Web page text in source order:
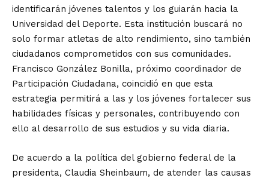
identificarán jóvenes talentos y los guiarán hacia la
Universidad del Deporte. Esta institución buscará no
solo formar atletas de alto rendimiento, sino también
ciudadanos comprometidos con sus comunidades.
Francisco González Bonilla, próximo coordinador de
Participación Ciudadana, coincidió en que esta
estrategia permitirá a las y los jóvenes fortalecer sus
habilidades físicas y personales, contribuyendo con
ello al desarrollo de sus estudios y su vida diaria.
De acuerdo a la política del gobierno federal de la
presidenta, Claudia Sheinbaum, de atender las causas